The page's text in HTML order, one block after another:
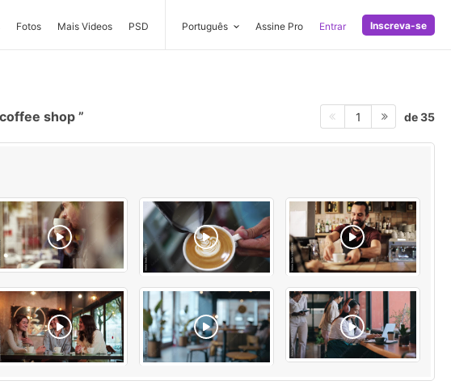
Fotos Mais Videos PSD Português Assine Pro Entrar Inscreva-se
coffee shop 1 de 35